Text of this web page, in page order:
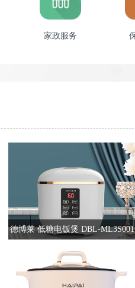
家政服务
德博莱 低糖电饭煲 DBL-ML3S001